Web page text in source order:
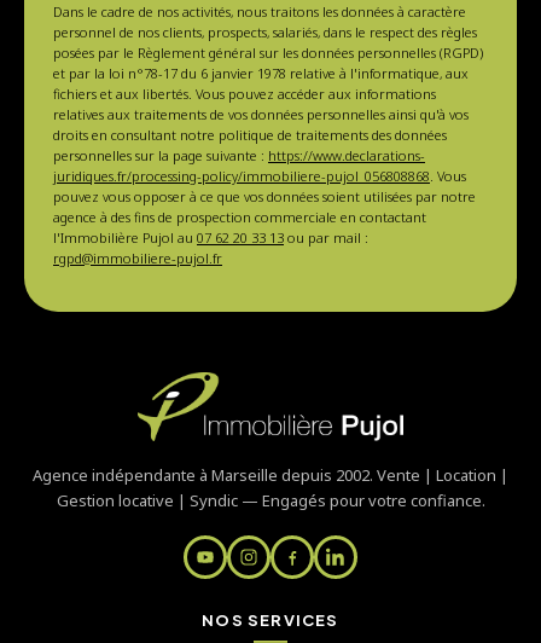
Dans le cadre de nos activités, nous traitons les données à caractère
personnel de nos clients, prospects, salariés, dans le respect des règles
posées par le Règlement général sur les données personnelles (RGPD)
et par la loi n°78-17 du 6 janvier 1978 relative à l'informatique, aux
fichiers et aux libertés. Vous pouvez accéder aux informations
relatives aux traitements de vos données personnelles ainsi qu'à vos
droits en consultant notre politique de traitements des données
personnelles sur la page suivante : https://www.declarations-
juridiques.fr/processing-policy/immobiliere-pujol_056808868 . Vous
pouvez vous opposer à ce que vos données soient utilisées par notre
agence à des fins de prospection commerciale en contactant
l'Immobilière Pujol au 07 62 20 33 13 ou par mail :
rgpd@immobiliere-pujol.fr
Agence indépendante à Marseille depuis 2002. Vente | Location |
Gestion locative | Syndic — Engagés pour votre confiance.
NOS SERVICES